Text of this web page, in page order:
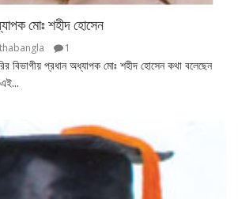
মোঃ শহীদ হোসেন
1
বিভাগীয় প্রধান অধ্যাপক মোঃ শহীদ হোসেন কথা বলেছেন